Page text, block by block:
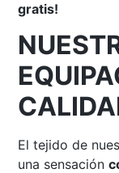
gratis!
El tejido de
una sensación